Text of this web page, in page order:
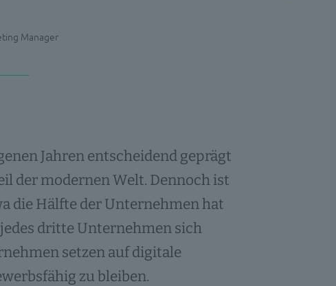
Manager
Jahren entscheidend geprägt
der modernen Welt. Dennoch ist
die Hälfte der Unternehmen hat
dritte Unternehmen sich
setzen auf digitale
zu bleiben.